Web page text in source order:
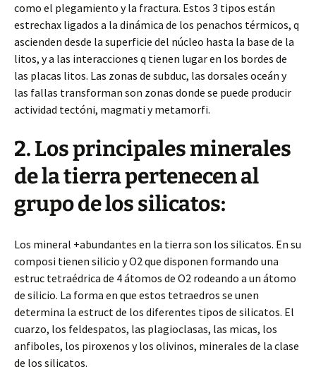
como el plegamiento y la fractura. Estos 3 tipos están
estrechax ligados a la dinámica de los penachos térmicos, q
ascienden desde la superficie del núcleo hasta la base de la
litos, y a las interacciones q tienen lugar en los bordes de
las placas litos. Las zonas de subduc, las dorsales oceán y
las fallas transforman son zonas donde se puede producir
actividad tectóni, magmati y metamorfi.
2. Los principales minerales
de la tierra pertenecen al
grupo de los silicatos:
Los mineral +abundantes en la tierra son los silicatos. En su
composi tienen silicio y O2 que disponen formando una
estruc tetraédrica de 4 átomos de O2 rodeando a un átomo
de silicio. La forma en que estos tetraedros se unen
determina la estruct de los diferentes tipos de silicatos. El
cuarzo, los feldespatos, las plagioclasas, las micas, los
anfiboles, los piroxenos y los olivinos, minerales de la clase
de los silicatos.